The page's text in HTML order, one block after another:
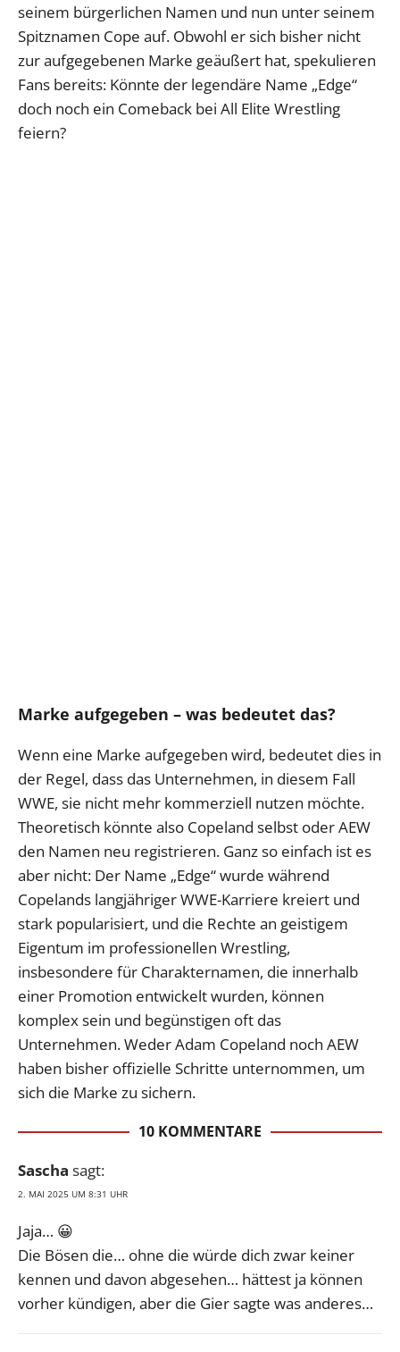
seinem bürgerlichen Namen und nun unter seinem
Spitznamen Cope auf. Obwohl er sich bisher nicht
zur aufgegebenen Marke geäußert hat, spekulieren
Fans bereits: Könnte der legendäre Name „Edge“
doch noch ein Comeback bei All Elite Wrestling
feiern?
Marke aufgegeben – was bedeutet das?
Wenn eine Marke aufgegeben wird, bedeutet dies in
der Regel, dass das Unternehmen, in diesem Fall
WWE, sie nicht mehr kommerziell nutzen möchte.
Theoretisch könnte also Copeland selbst oder AEW
den Namen neu registrieren. Ganz so einfach ist es
aber nicht: Der Name „Edge“ wurde während
Copelands langjähriger WWE-Karriere kreiert und
stark popularisiert, und die Rechte an geistigem
Eigentum im professionellen Wrestling,
insbesondere für Charakternamen, die innerhalb
einer Promotion entwickelt wurden, können
komplex sein und begünstigen oft das
Unternehmen. Weder Adam Copeland noch AEW
haben bisher offizielle Schritte unternommen, um
sich die Marke zu sichern.
10 KOMMENTARE
Sascha sagt:
2. MAI 2025 UM 8:31 UHR
Jaja… 😀
Die Bösen die… ohne die würde dich zwar keiner
kennen und davon abgesehen… hättest ja können
vorher kündigen, aber die Gier sagte was anderes…